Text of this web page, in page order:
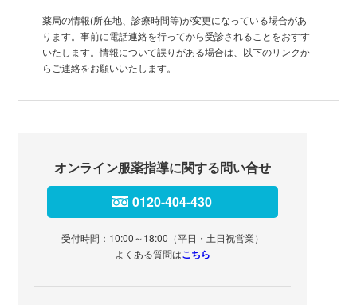
薬局の情報(所在地、診療時間等)が変更になっている場合があ
ります。事前に電話連絡を行ってから受診されることをおすす
いたします。情報について誤りがある場合は、以下のリンクか
らご連絡をお願いいたします。
オンライン服薬指導に関する問い合せ
0120-404-430
受付時間：10:00～18:00（平日・土日祝営業）
よくある質問はこちら